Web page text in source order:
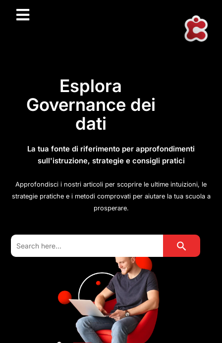
Esplora
Governance dei
dati
La tua fonte di riferimento per approfondimenti
sull'istruzione, strategie e consigli pratici
Approfondisci i nostri articoli per scoprire le ultime intuizioni, le
strategie pratiche e i metodi comprovati per aiutare la tua scuola a
prosperare.
Search
for:
Search Button